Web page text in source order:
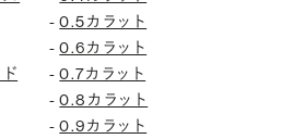
-0.5カラット
-0.6カラット
-0.7カラット
-0.8カラット
-0.9カラット